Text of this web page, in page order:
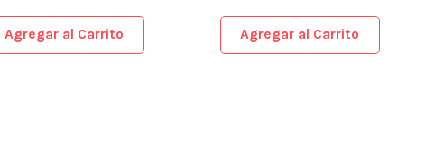
Agregar al Carrito Agregar al Carrito